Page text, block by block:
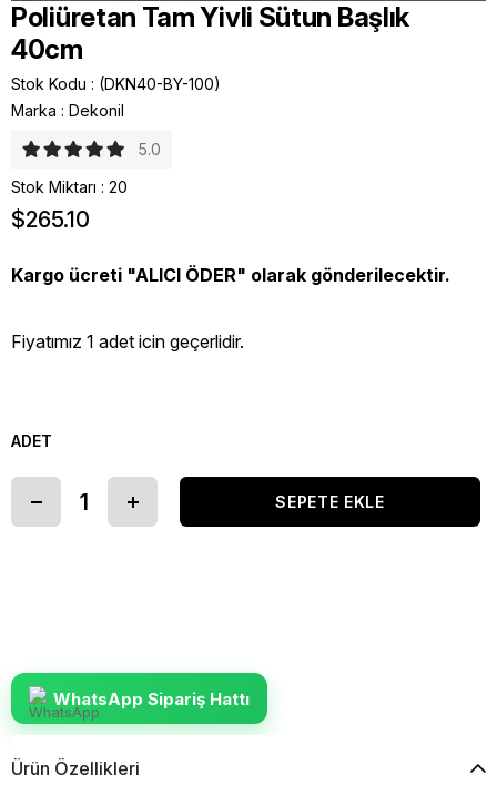
Poliüretan Tam Yivli Sütun Başlık
40cm
Stok Kodu
(DKN40-BY-100)
Marka : Dekonil
5.0
Stok Miktarı : 20
$265.10
Kargo ücreti "ALICI ÖDER" olarak gönderilecektir.
Fiyatımız 1 adet icin geçerlidir.
ADET
WhatsApp Sipariş Hattı
Ürün Özellikleri